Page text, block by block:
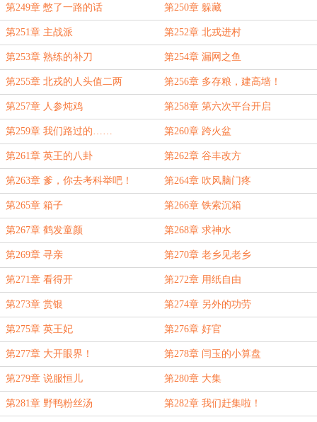
第249章 憋了一路的话 第250章 躲藏
第251章 主战派 第252章 北戎进村
第253章 熟练的补刀 第254章 漏网之鱼
第255章 北戎的人头值二两 第256章 多存粮，建高墙！
第257章 人参炖鸡 第258章 第六次平台开启
第259章 我们路过的…… 第260章 跨火盆
第261章 英王的八卦 第262章 谷丰改方
第263章 爹，你去考科举吧！ 第264章 吹风脑门疼
第265章 箱子 第266章 铁索沉箱
第267章 鹤发童颜 第268章 求神水
第269章 寻亲 第270章 老乡见老乡
第271章 看得开 第272章 用纸自由
第273章 赏银 第274章 另外的功劳
第275章 英王妃 第276章 好官
第277章 大开眼界！ 第278章 闫玉的小算盘
第279章 说服恒儿 第280章 大集
第281章 野鸭粉丝汤 第282章 我们赶集啦！